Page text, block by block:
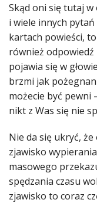
Skąd oni się tutaj w
i wiele innych pytań
kartach powieści,
również
pojawia się w
brzmi jak
możecie być pewni
nikt z Was się nie
Nie da się ukryć,
zjawisko
masowego
spędzania czasu
zjawisko to coraz